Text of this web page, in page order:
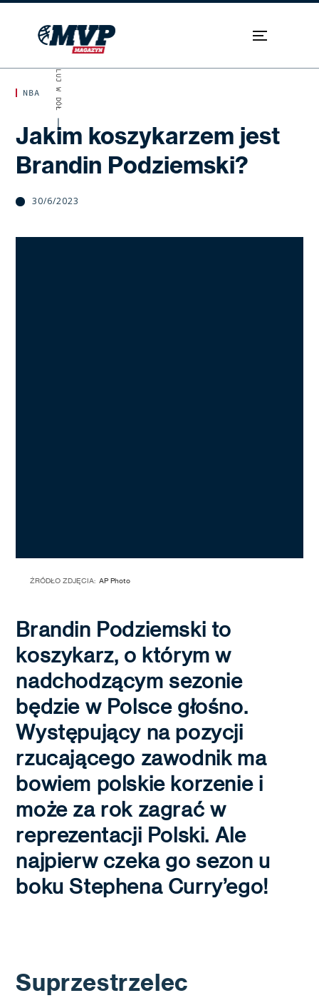
NBA
Jakim koszykarzem jest
Brandin Podziemski?
30/6/2023
SKROLUJ W DÓŁ
ŹRÓDŁO ZDJĘCIA: AP Photo
Brandin Podziemski to
koszykarz, o którym w
nadchodzącym sezonie
będzie w Polsce głośno.
Występujący na pozycji
rzucającego zawodnik ma
bowiem polskie korzenie i
może za rok zagrać w
reprezentacji Polski. Ale
najpierw czeka go sezon u
boku Stephena Curry’ego!
Suprzestrzelec